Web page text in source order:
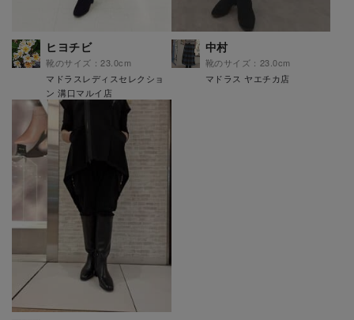
ヒヨチビ
靴のサイズ：23.0cm
マドラスレディスセレクショ
ン 溝口マルイ店
中村
靴のサイズ：23.0cm
マドラス ヤエチカ店